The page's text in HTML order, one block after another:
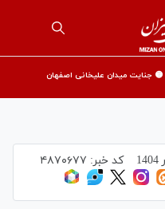
🟡 جنایت میدان علیخانی اصفهان
کد خبر: ۴۸۷۰۶۷۷